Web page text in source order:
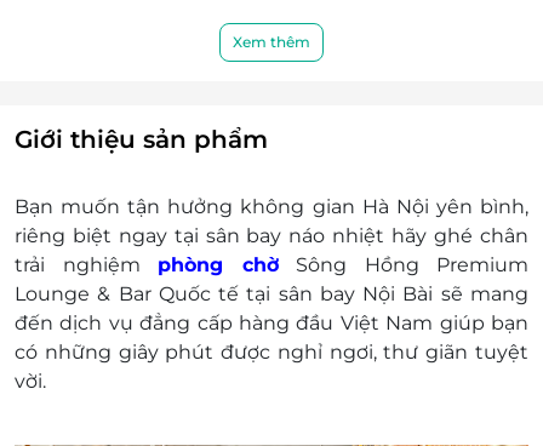
SMS, Email, ứng dụng điện thoại di động -
Bước 2: Nhân viên tại phòng chờ đối chiếu
thông tin, nhập mã E-Voucher và scan thông
thông tin.
Bước 3: Nếu xác thực thành công, mời Khách
hàng sử dụng dịch vụ.
Trong trường hợp có người đi kèm, Quý khách
Vui lòng liên hệ đặt chỗ trước với LifeLink để
nhận ưu đãi như sau:
Xem thêm
Giới thiệu sản phẩm
Bạn muốn tận hưởng không gian Hà Nội yên bình,
riêng biệt ngay tại sân bay náo nhiệt hãy ghé chân
trải nghiệm phòng chờSông Hồng Premium
Lounge & Bar Quốc tế tại sân bay Nội Bài sẽ mang
đến dịch vụ đẳng cấp hàng đầu Việt Nam giúp bạn
có những giây phút được nghỉ ngơi, thư giãn tuyệt
vời.